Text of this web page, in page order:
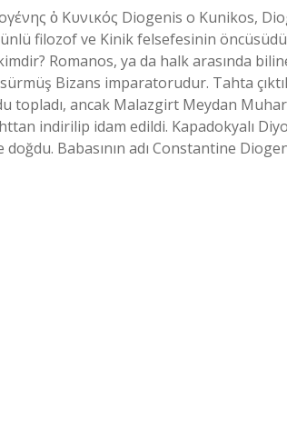
ὁ Κυνικός Diogenis o Kunikos,
ünlü filozof ve Kinik felsefesinin
Romanos, ya da halk arasında
Bizans imparatorudur. Tahta
topladı, ancak Malazgirt Meydan
indirilip idam edildi. Kapadokyalı
Babasının adı Constantine